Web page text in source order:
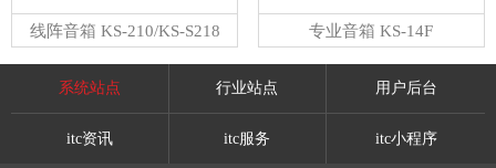
线阵音箱 KS-210/KS-S218 专业音箱 KS-14F
系统站点 行业站点 用户后台
itc资讯 itc服务 itc小程序